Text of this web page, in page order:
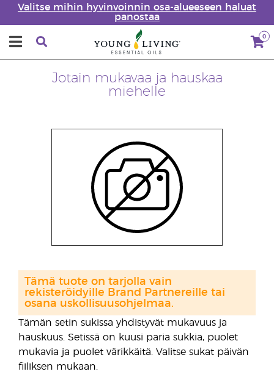
Valitse mihin hyvinvoinnin osa-alueeseen haluat
panostaa
0
Jotain mukavaa ja hauskaa
miehelle
Tämän setin sukissa yhdistyvät mukavuus ja
hauskuus. Setissä on kuusi paria sukkia, puolet
mukavia ja puolet värikkäitä. Valitse sukat päivän
fiiliksen mukaan.
Tämä tuote on tarjolla vain
rekisteröidyille Brand Partnereille tai
osana uskollisuusohjelmaa.